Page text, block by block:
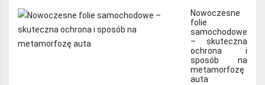
Nowoczesne
folie
samochodowe
– skuteczna
ochrona i
sposób na
metamorfozę
auta